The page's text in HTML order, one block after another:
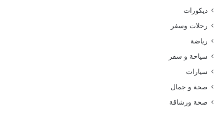
ديكورات
رحلات وسفر
رياضة
سياحة و سفر
سيارات
صحة و جمال
صحة ورشاقة